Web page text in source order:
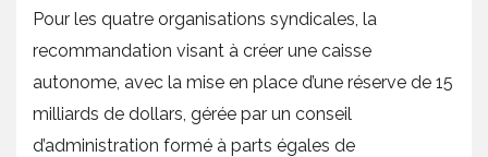
Pour les quatre organisations syndicales, la
recommandation visant à créer une caisse
autonome, avec la mise en place d’une réserve de 15
milliards de dollars, gérée par un conseil
d’administration formé à parts égales de